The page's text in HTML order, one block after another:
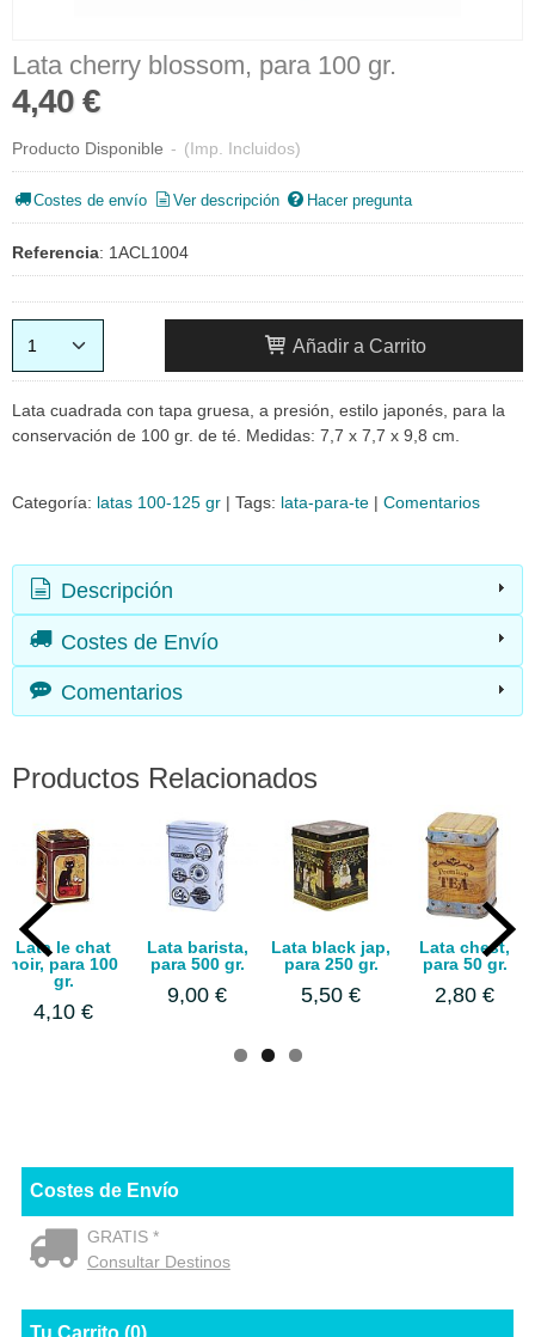
Costes de Envío
GRATIS *
Consultar Destinos
Lata cherry blossom, para 100 gr.
4,40 €
Producto Disponible - (Imp. Incluidos)
Costes de envío Ver descripción Hacer pregunta
Referencia: 1ACL1004
Añadir a Carrito
Lata cuadrada con tapa gruesa, a presión, estilo japonés, para la
conservación de 100 gr. de té. Medidas: 7,7 x 7,7 x 9,8 cm.
Categoría: latas 100-125 gr | Tags: lata-para-te | Comentarios
Descripción
Costes de Envío
Comentarios
Productos Relacionados
Lata black jap,
para 250 gr.
5,50 €
Lata chest,
para 50 gr.
2,80 €
Lata garden,
para 50 gr.
2,80 €
Lata le chat
noir, para 50